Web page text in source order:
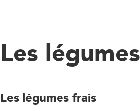
Les légumes
Les légumes frais